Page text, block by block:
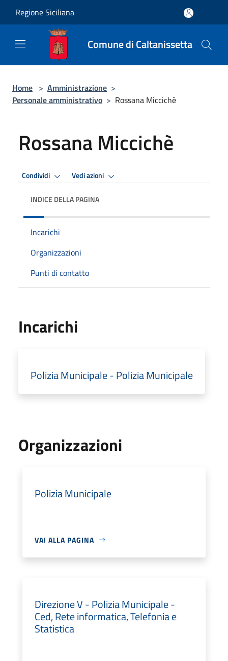
Regione Siciliana
Comune di Caltanissetta
Home > Amministrazione >
Personale amministrativo > Rossana Miccichè
Rossana Miccichè
Condividi Vedi azioni
INDICE DELLA PAGINA
Incarichi
Organizzazioni
Punti di contatto
Incarichi
Polizia Municipale - Polizia Municipale
Organizzazioni
Polizia Municipale
VAI ALLA PAGINA
Direzione V - Polizia Municipale -
Ced, Rete informatica, Telefonia e
Statistica